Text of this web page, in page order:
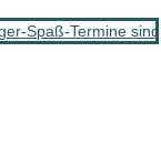
Spaß-Termine